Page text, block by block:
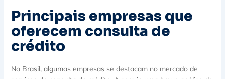
Principais empresas que
oferecem consulta de
crédito
No Brasil, algumas empresas se destacam no mercado de